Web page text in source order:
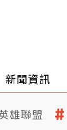
新聞資訊
雄聯盟